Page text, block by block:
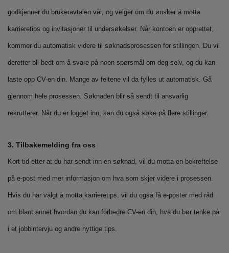
godkjenner du brukeravtalen vår, og velger om du ønsker å motta
karrieretips og invitasjoner til undersøkelser. Når kontoen er opprettet,
kommer du automatisk videre til søknadsprosessen for stillingen. Du vil
deretter bli bedt om å svare på noen spørsmål om deg selv, og du kan
laste opp CV-en din. Mange av feltene vil da fylles ut automatisk. Gå
gjennom hele prosessen. Søknaden blir så sendt til ansvarlig
rekrutterer. Når du er logget inn, kan du også søke på flere stillinger.
3. Tilbakemelding fra oss
Kort tid etter at du har sendt inn en søknad, vil du motta en bekreftelse
på e-post med mer informasjon om hva som skjer videre i prosessen.
Hvis du har valgt å motta karrieretips, vil du også få e-poster med råd
om blant annet hvordan du kan forbedre CV-en din, hva du bør tenke på
i et jobbintervju og andre nyttige tips.